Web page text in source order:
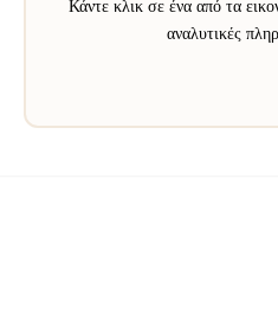
Κάντε κλικ σε ένα από τα
αναλυτικές